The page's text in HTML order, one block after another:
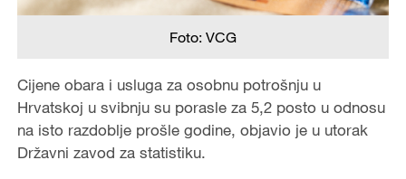
Foto: VCG
Cijene obara i usluga za osobnu potrošnju u
Hrvatskoj u svibnju su porasle za 5,2 posto u odnosu
na isto razdoblje prošle godine, objavio je u utorak
Državni zavod za statistiku.